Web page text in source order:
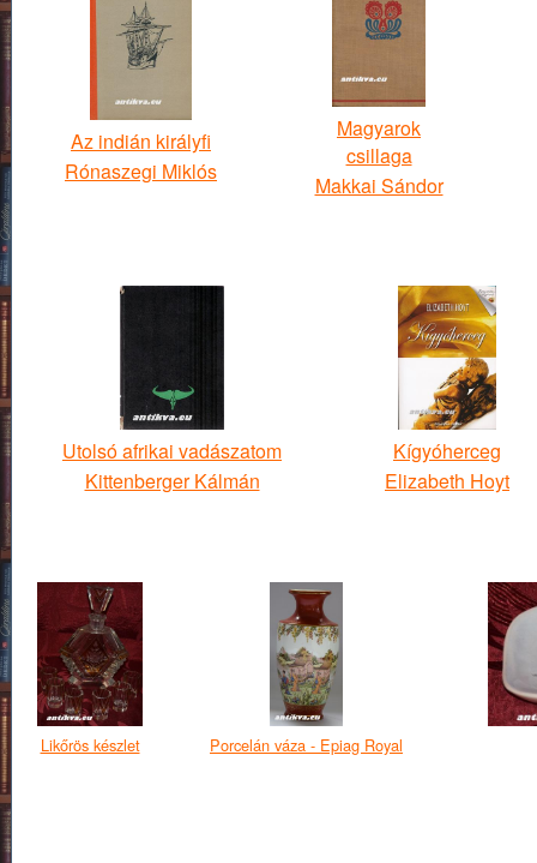
Az indián királyfi
Rónaszegi Miklós
Magyarok
csillaga
Makkai Sándor
Utolsó afrikai vadászatom
Kittenberger Kálmán
Kígyóherceg
Elizabeth Hoyt
Likőrös készlet Porcelán váza - Epiag Royal